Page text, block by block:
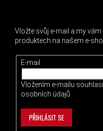
Vložte svůj e-mail a my
produktech na našem e-
E-mail
Vložením e-mailu
osobních údajů
PŘIHLÁSIT SE